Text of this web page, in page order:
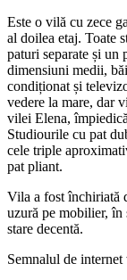
Este o vilă cu zece
al doilea etaj. Toate
paturi separate și un
dimensiuni medii,
condiționat și
vedere la mare, dar
vilei Elena,
Studiourile cu pat
cele triple
pat pliant.
Vila a fost închiriată
uzură pe mobilier, în
stare decentă.
Semnalul de internet